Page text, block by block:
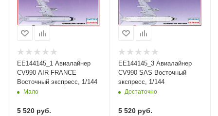
ЕЕ144145_1 Авиалайнер
CV990 AIR FRANCE
Восточный экспресс, 1/144
Мало
5 520 руб.
ЕЕ144145_3 Авиалайнер
CV990 SAS Восточный
экспресс, 1/144
Достаточно
5 520 руб.